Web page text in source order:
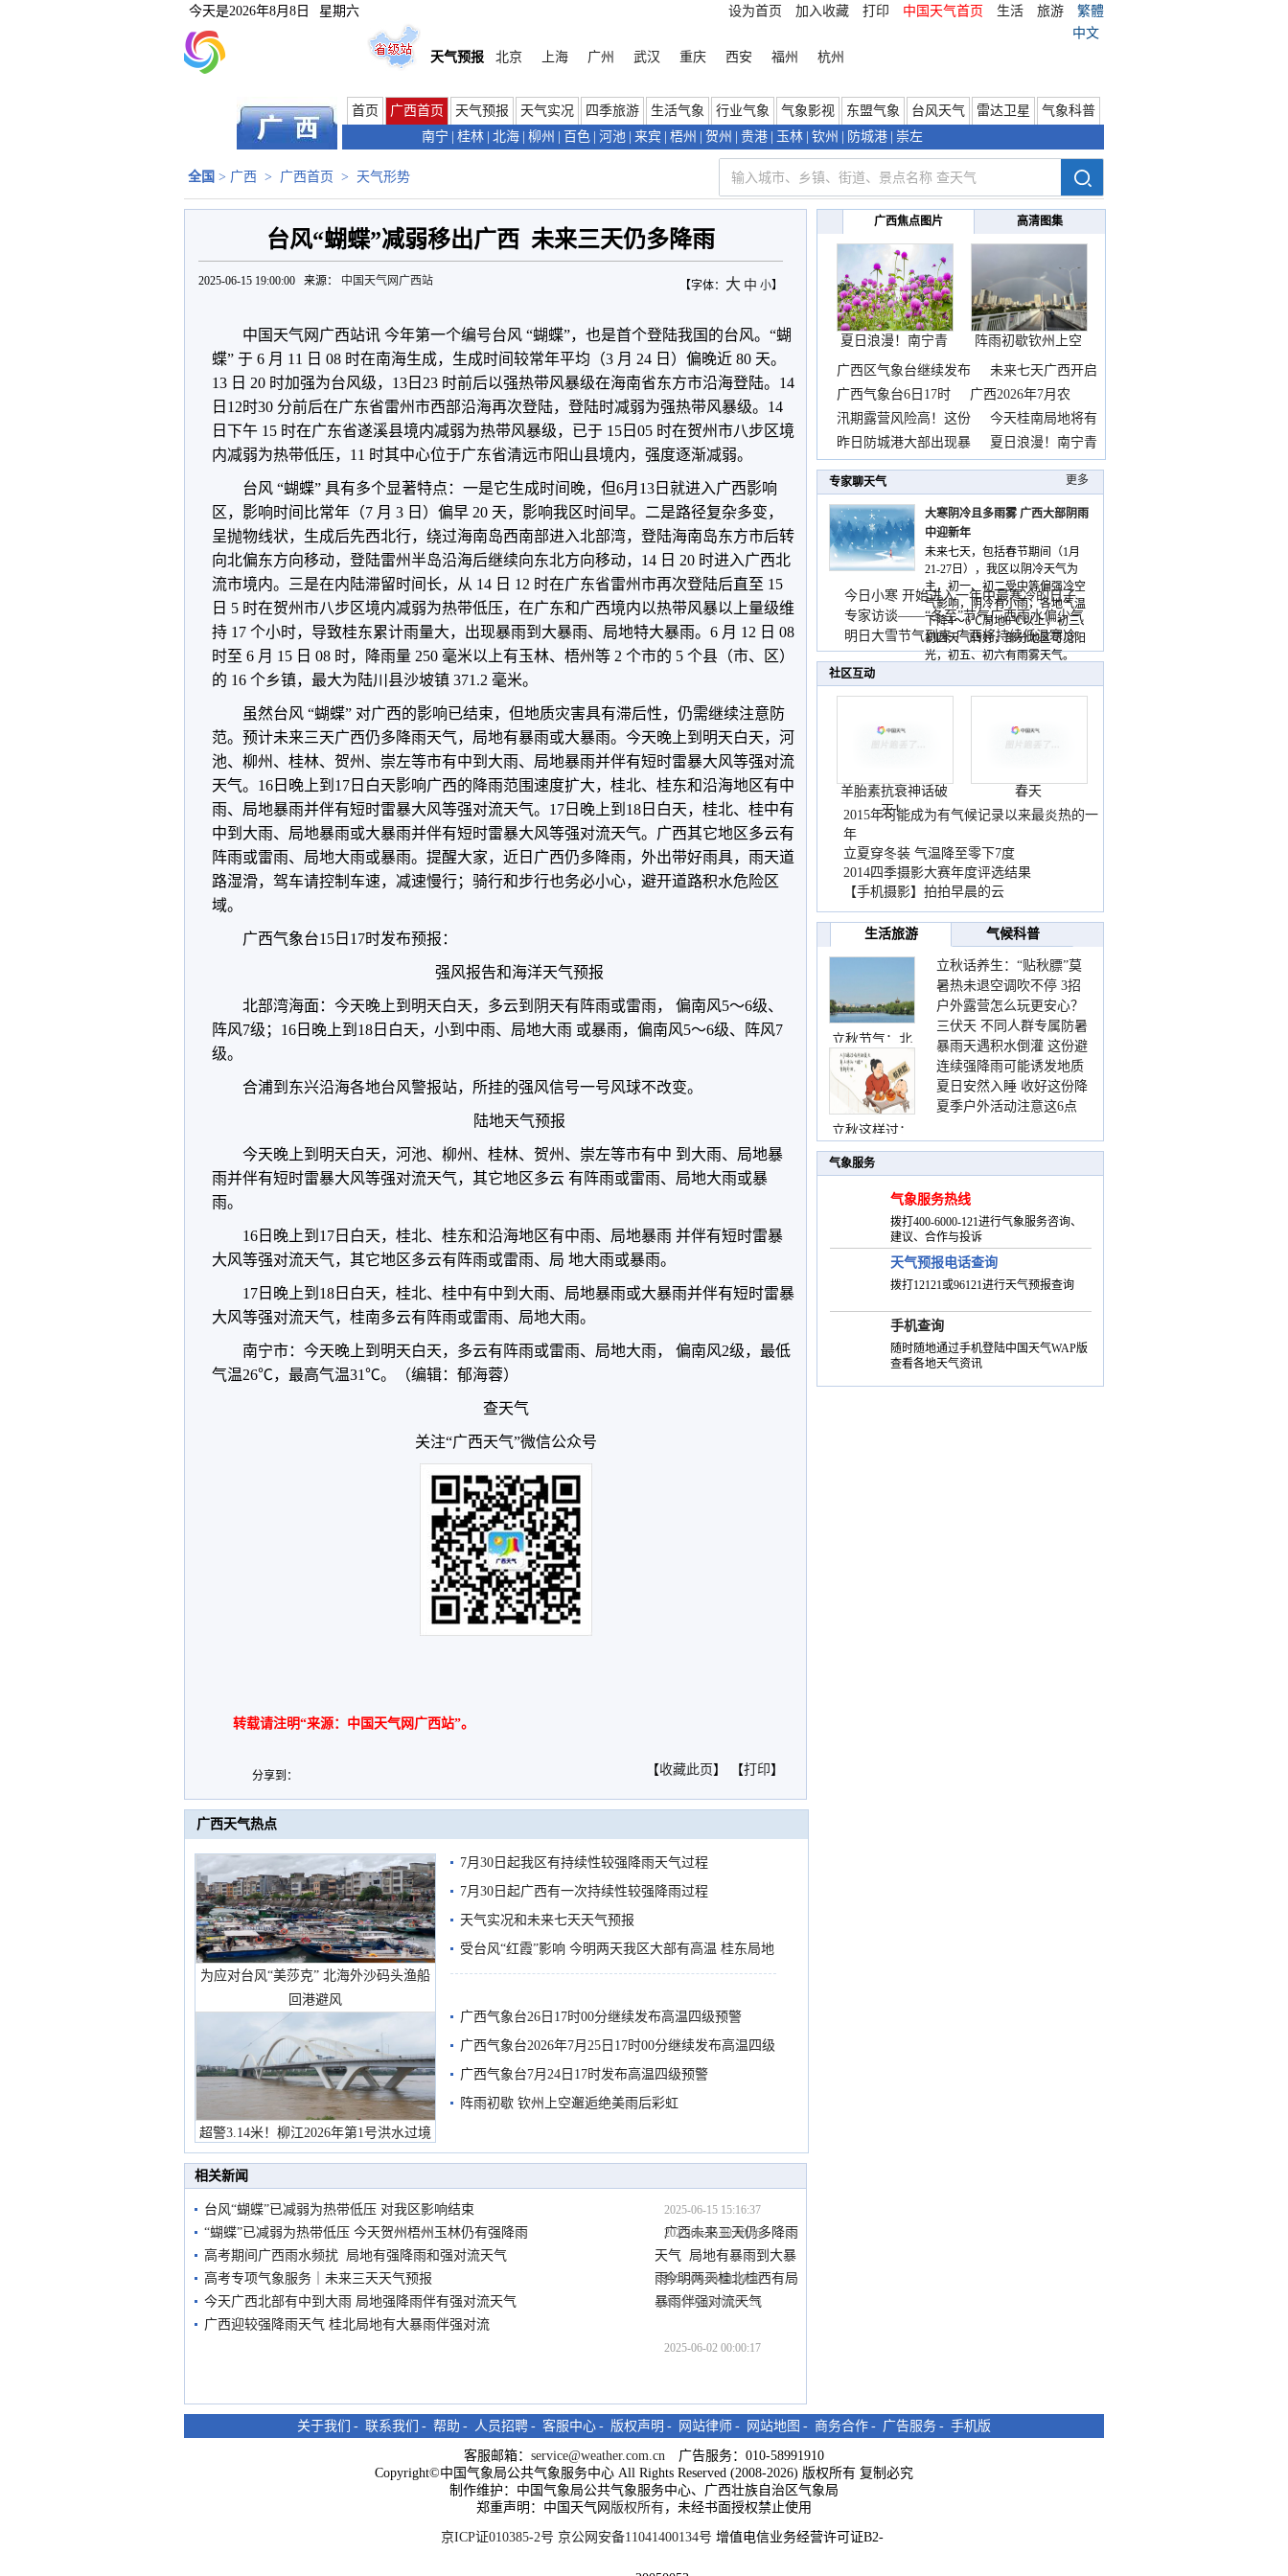
今天是2026年8月8日 星期六 设为首页 加入收藏 打印 中国天气首页 生活 旅游
繁體
中文
天气预报
北京 上海 广州 武汉 重庆 西安 福州 杭州
首页 广西首页 天气预报 天气实况 四季旅游 生活气象 行业气象 气象影视 东盟气象 台风天气 雷达卫星
气象科普
南宁
桂林 北海 柳州 百色 河池 来宾 梧州 贺州 贵港 玉林 钦州 防城港 崇左
全国 > 广西 > 广西首页 > 天气形势
台风“蝴蝶”减弱移出广西 未来三天仍多降雨
【字体： 大 中 小】
2025-06-15 19:00:00 来源： 中国天气网广西站
中国天气网广西站讯 今年第一个编号台风 “蝴蝶”，也是首个登陆我国的台风。“蝴
蝶” 于 6 月 11 日 08 时在南海生成，生成时间较常年平均（3 月 24 日）偏晚近 80 天。
13 日 20 时加强为台风级，13日23 时前后以强热带风暴级在海南省东方市沿海登陆。14
日12时30 分前后在广东省雷州市西部沿海再次登陆，登陆时减弱为强热带风暴级。14
日下午 15 时在广东省遂溪县境内减弱为热带风暴级，已于 15日05 时在贺州市八步区境
内减弱为热带低压，11 时其中心位于广东省清远市阳山县境内，强度逐渐减弱。
台风 “蝴蝶” 具有多个显著特点：一是它生成时间晚，但6月13日就进入广西影响
区，影响时间比常年（7 月 3 日）偏早 20 天，影响我区时间早。二是路径复杂多变，
呈抛物线状，生成后先西北行，绕过海南岛西南部进入北部湾，登陆海南岛东方市后转
向北偏东方向移动，登陆雷州半岛沿海后继续向东北方向移动，14 日 20 时进入广西北
流市境内。三是在内陆滞留时间长，从 14 日 12 时在广东省雷州市再次登陆后直至 15
日 5 时在贺州市八步区境内减弱为热带低压，在广东和广西境内以热带风暴以上量级维
持 17 个小时，导致桂东累计雨量大，出现暴雨到大暴雨、局地特大暴雨。6 月 12 日 08
时至 6 月 15 日 08 时，降雨量 250 毫米以上有玉林、梧州等 2 个市的 5 个县（市、区）
的 16 个乡镇，最大为陆川县沙坡镇 371.2 毫米。
虽然台风 “蝴蝶” 对广西的影响已结束，但地质灾害具有滞后性，仍需继续注意防
范。预计未来三天广西仍多降雨天气，局地有暴雨或大暴雨。今天晚上到明天白天，河
池、柳州、桂林、贺州、崇左等市有中到大雨、局地暴雨并伴有短时雷暴大风等强对流
天气。 16日晚上到17日白天影响广西的降雨范围速度扩大，桂北、桂东和沿海地区有中
雨、局地暴雨并伴有短时雷暴大风等强对流天气。17日晚上到18日白天，桂北、桂中有
中到大雨、局地暴雨或大暴雨并伴有短时雷暴大风等强对流天气。广西其它地区多云有
阵雨或雷雨、局地大雨或暴雨。提醒大家，近日广西仍多降雨，外出带好雨具，雨天道
路湿滑，驾车请控制车速，减速慢行；骑行和步行也务必小心，避开道路积水危险区
域。
广西气象台15日17时发布预报：
强风报告和海洋天气预报
北部湾海面：今天晚上到明天白天，多云到阴天有阵雨或雷雨， 偏南风5～6级、
阵风7级；16日晚上到18日白天，小到中雨、局地大雨 或暴雨，偏南风5～6级、阵风7
级。
合浦到东兴沿海各地台风警报站，所挂的强风信号一号风球不改变。
陆地天气预报
今天晚上到明天白天，河池、柳州、桂林、贺州、崇左等市有中 到大雨、局地暴
雨并伴有短时雷暴大风等强对流天气，其它地区多云 有阵雨或雷雨、局地大雨或暴
雨。
16日晚上到17日白天，桂北、桂东和沿海地区有中雨、局地暴雨 并伴有短时雷暴
大风等强对流天气，其它地区多云有阵雨或雷雨、局 地大雨或暴雨。
17日晚上到18日白天，桂北、桂中有中到大雨、局地暴雨或大暴雨并伴有短时雷暴
大风等强对流天气，桂南多云有阵雨或雷雨、局地大雨。
南宁市：今天晚上到明天白天，多云有阵雨或雷雨、局地大雨， 偏南风2级，最低
气温26℃，最高气温31℃。（编辑：郁海蓉）
查天气
关注“广西天气”微信公众号
转载请注明“来源：中国天气网广西站”。
分享到： 【收藏此页 】 【打印】
广西天气热点
为应对台风“美莎克” 北海外沙码头渔船
回港避风
超警3.14米！柳江2026年第1号洪水过境
市民在堤岸见证汛况
7月30日起我区有持续性较强降雨天气过程
7月30日起广西有一次持续性较强降雨过程
天气实况和未来七天天气预报
受台风“红霞”影响 今明两天我区大部有高温 桂东局地
有较强降雨
广西气象台26日17时00分继续发布高温四级预警
广西气象台2026年7月25日17时00分继续发布高温四级
预警
广西气象台7月24日17时发布高温四级预警
阵雨初歇 钦州上空邂逅绝美雨后彩虹
相关新闻
台风“蝴蝶”已减弱为热带低压 对我区影响结束 2025-06-15 15:16:37
广西未来三天仍多降雨
天气  局地有暴雨到大暴
雨
2025-06-15 12:00:46
“蝴蝶”已减弱为热带低压 今天贺州梧州玉林仍有强降雨 2025-06-15 08:00:46
高考期间广西雨水频扰 局地有强降雨和强对流天气
2025-06-09 00:07:20
今明两天桂北桂西有局
暴雨伴强对流天气
2025-06-08 12:07:20
高考专项气象服务｜未来三天天气预报 2025-06-08 11:49:52
今天广西北部有中到大雨 局地强降雨伴有强对流天气 2025-06-08 08:07:20
广西迎较强降雨天气 桂北局地有大暴雨伴强对流
2025-06-02 00:00:17
广西焦点图片 高清图集
夏日浪漫！南宁青
秀山
阵雨初歇钦州上空
邂逅
广西区气象台继续发布
未来七天广西开启
晴热
广西气象台6日17时
广西2026年7月农
汛期露营风险高！这份
今天桂南局地将有
暴雨
昨日防城港大部出现暴
夏日浪漫！南宁青
秀山
专家聊天气 更多
大寒阴冷且多雨雾 广西大部阴雨
中迎新年
未来七天，包括春节期间（1月
21-27日），我区以阴冷天气为
主，初一、初二受中等偏强冷空
气影响，阴冷有小雨，各地气温
下降4～6℃局地8℃以上，初三、
初四天气转好，部分地区可见阳
光，初五、初六有雨雾天气。
今日小寒 开始进入一年中最寒冷的日子
专家访谈——“冬至”节气广西雨水偏少气
温低
明日大雪节气到来 广西将持续低温寒冷
天气
社区互动
羊胎素抗衰神话破
灭！
春天
2015年可能成为有气候记录以来最炎热的一
年
立夏穿冬装 气温降至零下7度
2014四季摄影大赛年度评选结果
【手机摄影】拍拍早晨的云
生活旅游 气候科普
立秋节气：北
立秋这样过：
立秋话养生：“贴秋膘”莫
着急 先清暑再防燥
暑热未退空调吹不停 3招
护住肩颈不酸痛
户外露营怎么玩更安心？
这份攻略请收好
三伏天 不同人群专属防暑
要点请收好
暴雨天遇积水倒灌 这份避
险提示请收好
连续强降雨可能诱发地质
灾害 这些前兆要知道
夏日安然入睡 收好这份降
温小贴士
夏季户外活动注意这6点
气象服务
气象服务热线
拨打400-6000-121进行气象服务咨询、
建议、合作与投诉
天气预报电话查询
拨打12121或96121进行天气预报查询
手机查询
随时随地通过手机登陆中国天气WAP版
查看各地天气资讯
关于我们 - 联系我们 - 帮助 - 人员招聘 - 客服中心 - 版权声明 - 网站律师 - 网站地图 - 商务合作 - 广告服务 - 手机版
客服邮箱： service@weather.com.cn 广告服务：010-58991910
Copyright©中国气象局公共气象服务中心 All Rights Reserved (2008-2026) 版权所有 复制必究
制作维护：中国气象局公共气象服务中心、广西壮族自治区气象局
郑重声明：中国天气网 版权所有，未经书面授权禁止使用
京ICP证010385-2号 京公网安备11041400134号 增值电信业务经营许可证B2-